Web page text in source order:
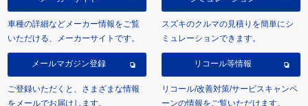
車種の詳細などメーカー情報をご覧
いただける、メーカーサイトです。
スズキのクルマの見積りを簡単にシ
ミュレーションできます。
メールマガジン登録
ご登録いただくと、さまざまな情報
をメールでお届けします。
リコール等情報
リコール/改善対策/サービスキャンペ
ーンの情報をご覧いただけます。